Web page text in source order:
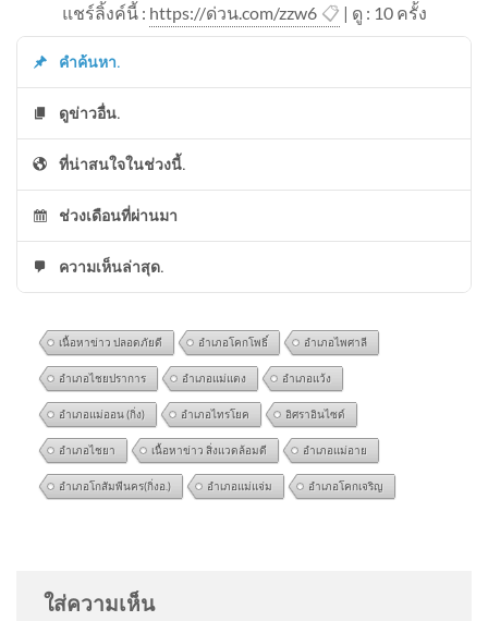
แชร์ลิ้งค์นี้ : https://ด่วน.com/zzw6 📋 | ดู : 10ครั้ง
คำค้นหา.
ดูข่าวอื่น.
ที่น่าสนใจในช่วงนี้.
ช่วงเดือนที่ผ่านมา
ความเห็นล่าสุด.
เนื้อหาข่าว ปลอดภัยดี อำเภอโคกโพธิ์ อำเภอไพศาลี
อำเภอไชยปราการ อำเภอแม่แตง อำเภอแว้ง
อำเภอแม่ออน (กิ่ง) อำเภอไทรโยค อิศราอินไซด์
อำเภอไชยา เนื้อหาข่าว สิ่งแวดล้อมดี อำเภอแม่อาย
อำเภอโกสัมพีนคร(กิ่งอ.) อำเภอแม่แจ่ม อำเภอโคกเจริญ
ใส่ความเห็น